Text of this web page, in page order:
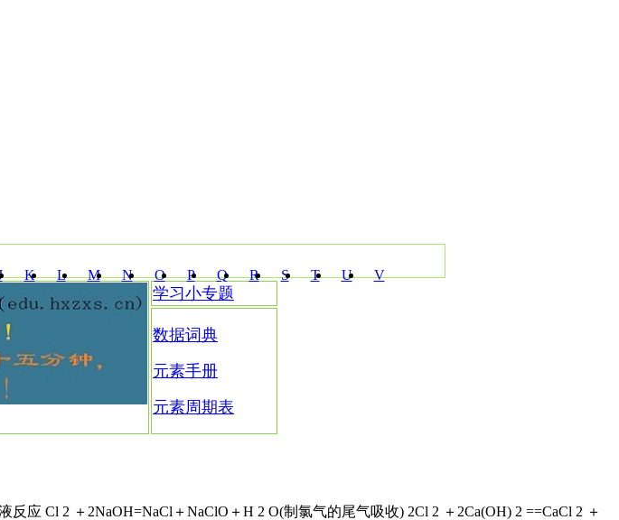
K L M N O P Q R S T U V
学习小专题
数据词典
元素手册
元素周期表
应 Cl 2 ＋2NaOH=NaCl＋NaClO＋H 2 O(制氯气的尾气吸收) 2Cl 2 ＋2Ca(OH) 2 ==CaCl 2 ＋